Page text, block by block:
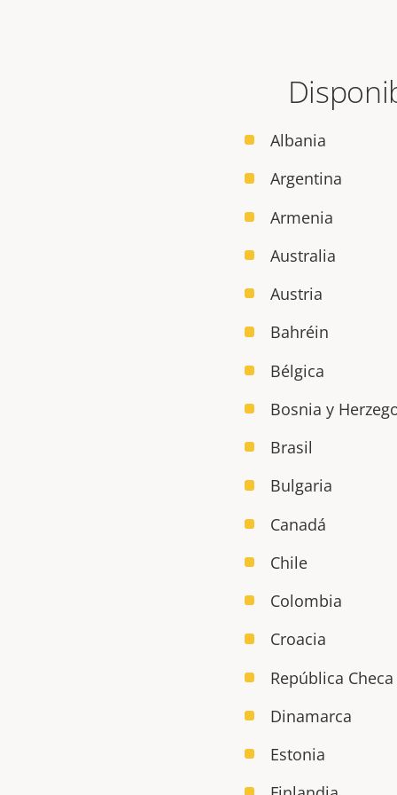
Albania
Argentina
Armenia
Australia
Austria
Bahréin
Bélgica
Bosnia y
Brasil
Bulgaria
Canadá
Chile
Colombia
Croacia
República Checa
Dinamarca
Estonia